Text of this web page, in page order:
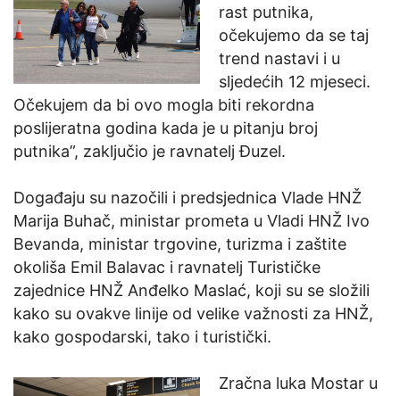
rast putnika,
očekujemo da se taj
trend nastavi i u
sljedećih 12 mjeseci.
Očekujem da bi ovo mogla biti rekordna
poslijeratna godina kada je u pitanju broj
putnika”, zaključio je ravnatelj Đuzel.
Događaju su nazočili i predsjednica Vlade HNŽ
Marija Buhač, ministar prometa u Vladi HNŽ Ivo
Bevanda, ministar trgovine, turizma i zaštite
okoliša Emil Balavac i ravnatelj Turističke
zajednice HNŽ Anđelko Maslać, koji su se složili
kako su ovakve linije od velike važnosti za HNŽ,
kako gospodarski, tako i turistički.
Zračna luka Mostar u